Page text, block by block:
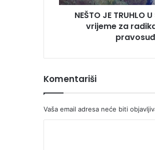
vrijeme
radikalnu
NEŠTO JE TRUHLO
vrijeme za
Komentariši
Vaša email adresa neće biti